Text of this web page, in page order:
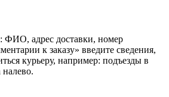
ФИО, адрес доставки, номер
к заказу» введите сведения,
курьеру, например: подъезды в
налево.